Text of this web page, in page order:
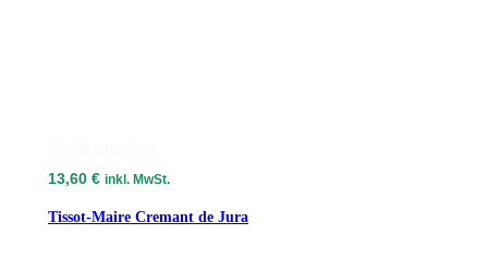
13,60 € inkl. MwSt.
Tissot-Maire Cremant de Jura